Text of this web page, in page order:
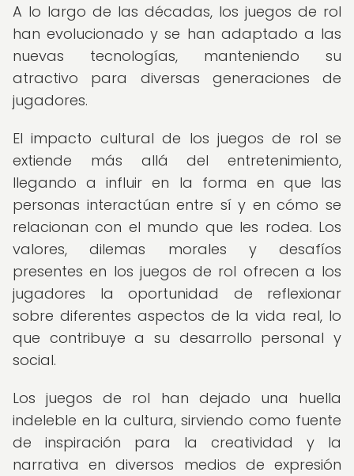
A lo largo de las décadas, los juegos de rol
han evolucionado y se han adaptado a las
nuevas tecnologías, manteniendo su
atractivo para diversas generaciones de
jugadores.
El impacto cultural de los juegos de rol se
extiende más allá del entretenimiento,
llegando a influir en la forma en que las
personas interactúan entre sí y en cómo se
relacionan con el mundo que les rodea. Los
valores, dilemas morales y desafíos
presentes en los juegos de rol ofrecen a los
jugadores la oportunidad de reflexionar
sobre diferentes aspectos de la vida real, lo
que contribuye a su desarrollo personal y
social.
Los juegos de rol han dejado una huella
indeleble en la cultura, sirviendo como fuente
de inspiración para la creatividad y la
narrativa en diversos medios de expresión